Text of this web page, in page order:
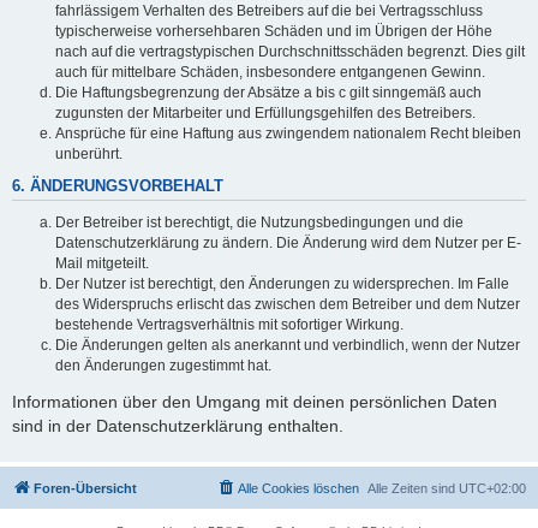
fahrlässigem Verhalten des Betreibers auf die bei Vertragsschluss
typischerweise vorhersehbaren Schäden und im Übrigen der Höhe
nach auf die vertragstypischen Durchschnittsschäden begrenzt. Dies gilt
auch für mittelbare Schäden, insbesondere entgangenen Gewinn.
Die Haftungsbegrenzung der Absätze a bis c gilt sinngemäß auch
zugunsten der Mitarbeiter und Erfüllungsgehilfen des Betreibers.
Ansprüche für eine Haftung aus zwingendem nationalem Recht bleiben
unberührt.
6. ÄNDERUNGSVORBEHALT
Der Betreiber ist berechtigt, die Nutzungsbedingungen und die
Datenschutzerklärung zu ändern. Die Änderung wird dem Nutzer per E-
Mail mitgeteilt.
Der Nutzer ist berechtigt, den Änderungen zu widersprechen. Im Falle
des Widerspruchs erlischt das zwischen dem Betreiber und dem Nutzer
bestehende Vertragsverhältnis mit sofortiger Wirkung.
Die Änderungen gelten als anerkannt und verbindlich, wenn der Nutzer
den Änderungen zugestimmt hat.
Informationen über den Umgang mit deinen persönlichen Daten
sind in der Datenschutzerklärung enthalten.
Foren-Übersicht Alle Zeiten sind UTC+02:00
Alle Cookies löschen